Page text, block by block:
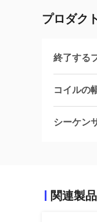
プロダク
終了する
コイルの
シーケン
関連製品